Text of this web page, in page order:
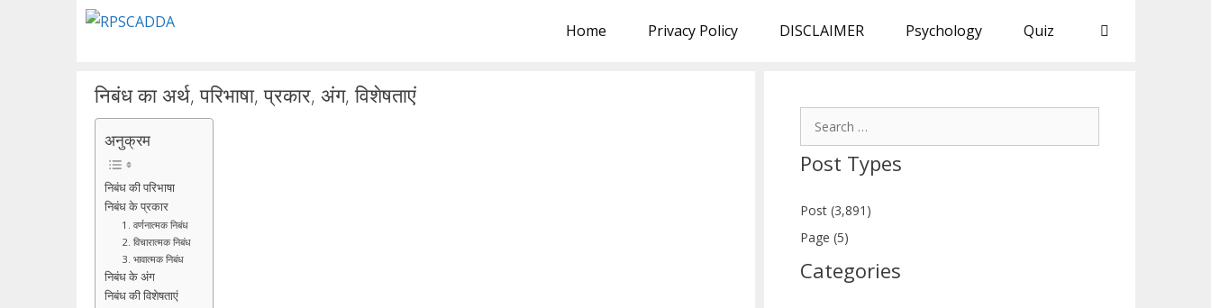
Home Privacy Policy DISCLAIMER Psychology Quiz
निबंध का अर्थ, परिभाषा, प्रकार, अंग, विशेषताएं
अनुक्रम
निबंध की परिभाषा
निबंध के प्रकार
1. वर्णनात्मक निबंध
2. विचारात्मक निबंध
3. भावात्मक निबंध
निबंध के अंग
निबंध की विशेषताएं
Post Types
Post (3,891)
Page (5)
Categories